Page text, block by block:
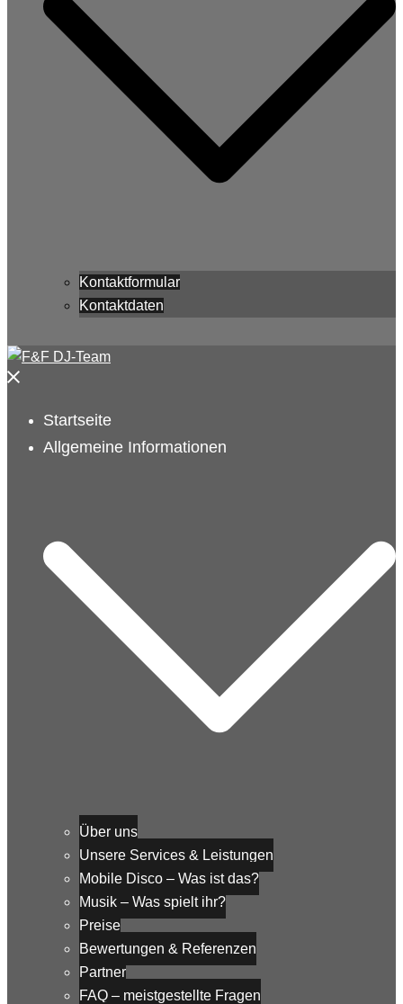
Kontaktformular
Kontaktdaten
Menü
Startseite
Allgemeine Informationen
Über uns
Unsere Services & Leistungen
Mobile Disco – Was ist das?
Musik – Was spielt ihr?
Preise
Bewertungen & Referenzen
Partner
FAQ – meistgestellte Fragen